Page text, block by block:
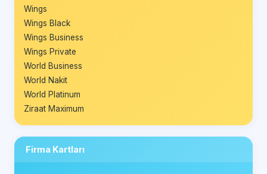
Wings
Wings Black
Wings Business
Wings Private
World Business
World Nakit
World Platinum
Ziraat Maximum
Firma Kartları